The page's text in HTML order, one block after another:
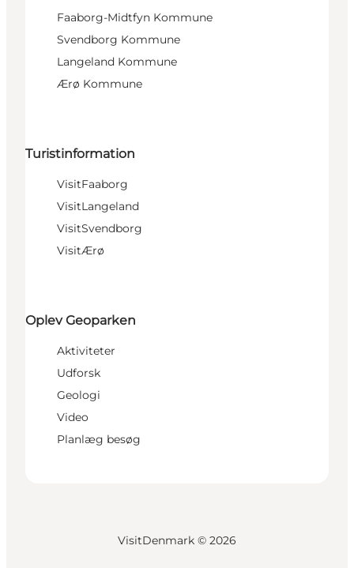
Faaborg-Midtfyn Kommune
Svendborg Kommune
Langeland Kommune
Ærø Kommune
Turistinformation
VisitFaaborg
VisitLangeland
VisitSvendborg
VisitÆrø
Oplev Geoparken
Aktiviteter
Udforsk
Geologi
Video
Planlæg besøg
VisitDenmark © 2026